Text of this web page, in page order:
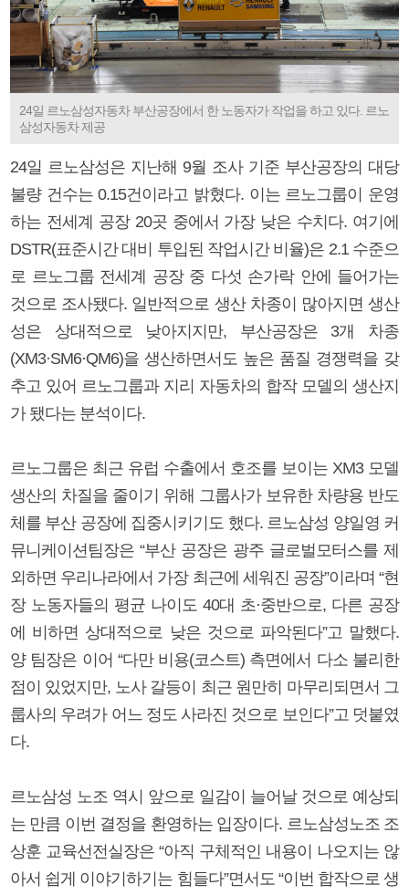
24일 르노삼성자동차 부산공장에서 한 노동자가 작업을 하고 있다. 르노
삼성자동차 제공
24일 르노삼성은 지난해 9월 조사 기준 부산공장의 대당
불량 건수는 0.15건이라고 밝혔다. 이는 르노그룹이 운영
하는 전세계 공장 20곳 중에서 가장 낮은 수치다. 여기에
DSTR(표준시간 대비 투입된 작업시간 비율)은 2.1 수준으
로 르노그룹 전세계 공장 중 다섯 손가락 안에 들어가는
것으로 조사됐다. 일반적으로 생산 차종이 많아지면 생산
성은 상대적으로 낮아지지만, 부산공장은 3개 차종
(XM3·SM6·QM6)을 생산하면서도 높은 품질 경쟁력을 갖
추고 있어 르노그룹과 지리 자동차의 합작 모델의 생산지
가 됐다는 분석이다.
르노그룹은 최근 유럽 수출에서 호조를 보이는 XM3 모델
생산의 차질을 줄이기 위해 그룹사가 보유한 차량용 반도
체를 부산 공장에 집중시키기도 했다. 르노삼성 양일영 커
뮤니케이션팀장은 “부산 공장은 광주 글로벌모터스를 제
외하면 우리나라에서 가장 최근에 세워진 공장”이라며 “현
장 노동자들의 평균 나이도 40대 초·중반으로, 다른 공장
에 비하면 상대적으로 낮은 것으로 파악된다”고 말했다.
양 팀장은 이어 “다만 비용(코스트) 측면에서 다소 불리한
점이 있었지만, 노사 갈등이 최근 원만히 마무리되면서 그
룹사의 우려가 어느 정도 사라진 것으로 보인다”고 덧붙였
다.
르노삼성 노조 역시 앞으로 일감이 늘어날 것으로 예상되
는 만큼 이번 결정을 환영하는 입장이다. 르노삼성노조 조
상훈 교육선전실장은 “아직 구체적인 내용이 나오지는 않
아서 쉽게 이야기하기는 힘들다”면서도 “이번 합작으로 생